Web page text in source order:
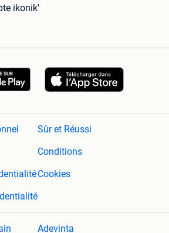
ikonik'
Sûr et Réussi
Conditions
Cookies
Adevinta